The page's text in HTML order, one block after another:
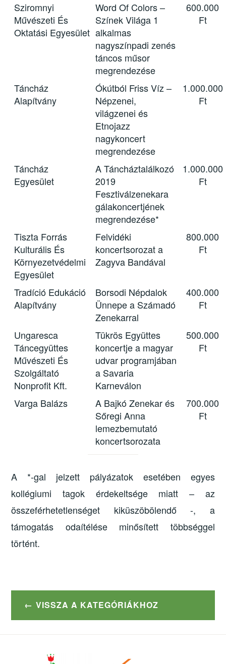
Sziromnyi
Művészeti És
Oktatási Egyesület
Word Of Colors –
Színek Világa 1
alkalmas
nagyszínpadi zenés
táncos műsor
megrendezése
600.000
Ft
Táncház
Alapítvány
Ókútból Friss Víz –
Népzenei,
világzenei és
Etnojazz
nagykoncert
megrendezése
1.000.000
Ft
Táncház
Egyesület
A Táncháztalálkozó
2019
Fesztiválzenekara
gálakoncertjének
megrendezése*
1.000.000
Ft
Tiszta Forrás
Kulturális És
Környezetvédelmi
Egyesület
Felvidéki
koncertsorozat a
Zagyva Bandával
800.000
Ft
Tradíció Edukáció
Alapítvány
Borsodi Népdalok
Ünnepe a Számadó
Zenekarral
400.000
Ft
Ungaresca
Táncegyüttes
Művészeti És
Szolgáltató
Nonprofit Kft.
Tükrös Együttes
koncertje a magyar
udvar programjában
a Savaria
Karneválon
500.000
Ft
Varga Balázs
A Bajkó Zenekar és
Sőregi Anna
lemezbemutató
koncertsorozata
700.000
Ft
A *-gal jelzett pályázatok esetében egyes
kollégiumi tagok érdekeltsége miatt – az
összeférhetetlenséget kiküszöbölendő -, a
támogatás odaítélése minősített többséggel
történt.
VISSZA A KATEGÓRIÁKHOZ